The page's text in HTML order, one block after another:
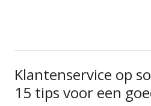
Klantenservice op
15 tips voor een